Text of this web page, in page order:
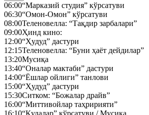
06:00“Марказий студия” кўрсатуви
06:30“Омон-Омон” кўрсатуви
08:00Теленовелла: “Тақдир зарбалари”
09:00Ҳинд кино:
12:00“Ҳудуд” дастури
12:15Теленовелла: “Буни ҳаёт дейдилар”
13:20Мусиқа
13:40“Оналар мактаби” дастури
14:00“Ёшлар ойлиги” танлови
15:00“Ҳудуд” дастури
15:30Ситком: “Божалар драйв”
16:00“Миттивойлар таҳририяти”
16:10“Қудалар” кўрсатуви / Мусиқа